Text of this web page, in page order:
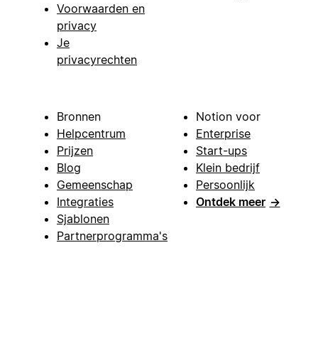
Voorwaarden en
privacy
Je
privacyrechten
Bronnen
Helpcentrum
Prijzen
Blog
Gemeenschap
Integraties
Sjablonen
Partnerprogramma's
Notion voor
Enterprise
Start-ups
Klein bedrijf
Persoonlijk
Ontdek meer →